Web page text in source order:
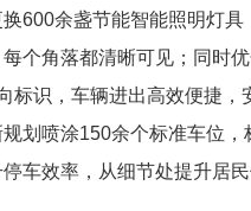
600余盏节能智能照明灯具
个角落都清晰可见；同时
标识，车辆进出高效便捷，
划喷涂150余个标准车位，
车效率，从细节处提升居